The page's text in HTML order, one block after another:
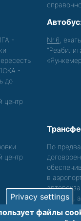
-
-
до
центр
Nr.6 ,
центр
По
в
вокзале,
звонить,
Privacy settings
файлы